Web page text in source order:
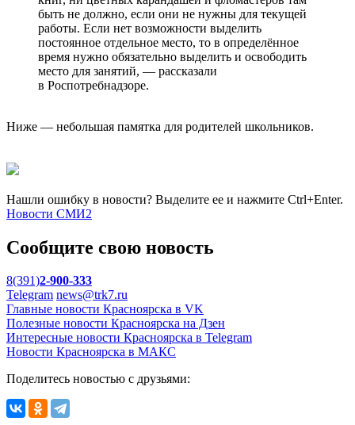
быть не должно, если они не нужны для текущей
работы. Если нет возможности выделить
постоянное отдельное место, то в определённое
время нужно обязательно выделить и освободить
место для занятий, — рассказали
в Роспотребнадзоре.
Ниже — небольшая памятка для родителей школьников.
Нашли ошибку в новости? Выделите ее и нажмите Ctrl+Enter.
Новости СМИ2
Сообщите свою новость
8(391)2-900-333
Telegram news@trk7.ru
Главные новости Красноярска в VK
Полезные новости Красноярска на Дзен
Интересные новости Красноярска в Telegram
Новости Красноярска в МАКС
Поделитесь новостью с друзьями: